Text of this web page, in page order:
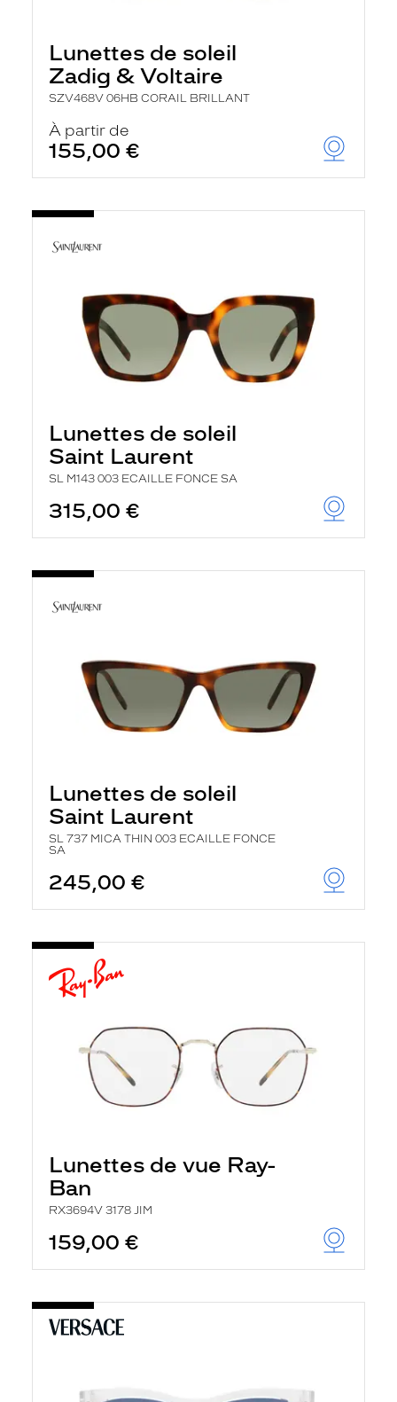
Lunettes de soleil
Zadig & Voltaire
SZV468V 06HB CORAIL BRILLANT
À partir de
155,00 €
Lunettes de soleil
Saint Laurent
SL M143 003 ECAILLE FONCE SA
315,00 €
Lunettes de soleil
Saint Laurent
SL 737 MICA THIN 003 ECAILLE FONCE
SA
245,00 €
Lunettes de vue Ray-
Ban
RX3694V 3178 JIM
159,00 €